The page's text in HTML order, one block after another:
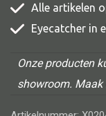
Alle stoelen
Eetkamer stoel
Fautteuil
Barstoel
Kinderstoel
Alle artikelen
Eyecatcher in
Onze producten
showroom.